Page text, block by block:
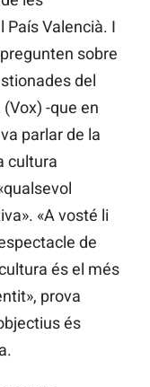
Valencià. I
sobre
del
-que en
parlar de la
cultura
«A vosté li
de
és el més
prova
és